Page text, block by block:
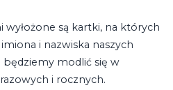
wyłożone są kartki, na których
i nazwiska naszych
będziemy modlić się w
i rocznych.